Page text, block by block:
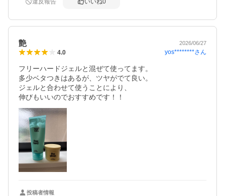
違反報告 いいね0
艶 2026/06/27
4.0 yos********さん
フリーハードジェルと混ぜて使ってます。
多少ベタつきはあるが、ツヤがでて良い。
ジェルと合わせて使うことにより、
伸びもいいのでおすすめです！！
投稿者情報